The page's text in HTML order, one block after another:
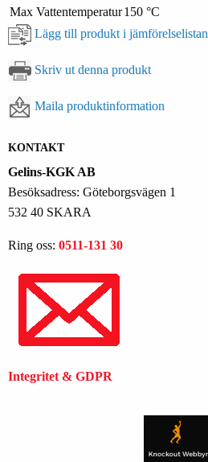
Max Vattentemperatur150 °C
Lägg till produkt i jämförelselistan
Skriv ut denna produkt
Maila produktinformation
KONTAKT
Gelins-KGK AB
Besöksadress: Göteborgsvägen 1
532 40 SKARA
Ring oss: 0511-131 30
Integritet & GDPR